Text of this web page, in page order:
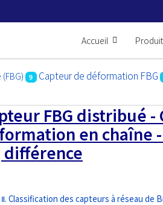
Accueil
9 Capteur de déformation FBG
FBG distribué -
en chaîne -
différence
Ⅱ. Classification des capteurs à réseau de